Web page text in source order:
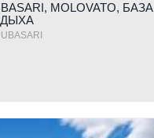
MOLOVATO, БАЗА